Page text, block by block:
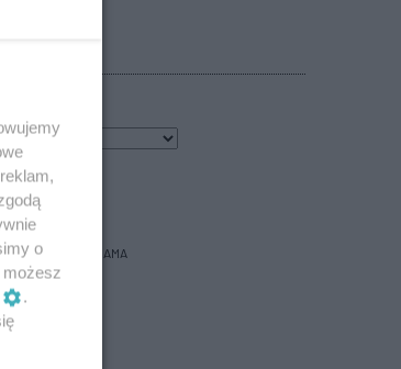
na 3 dni
REKLAMA
o
możesz
.